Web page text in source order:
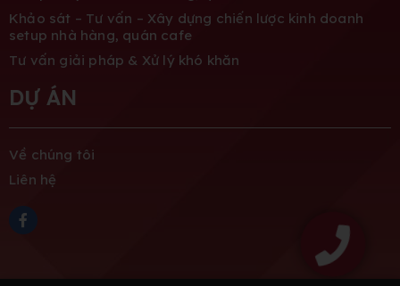
Khảo sát – Tư vấn – Xây dựng chiến lược kinh doanh
setup nhà hàng, quán cafe
Tư vấn giải pháp & Xử lý khó khăn
DỰ ÁN
Về chúng tôi
Liên hệ